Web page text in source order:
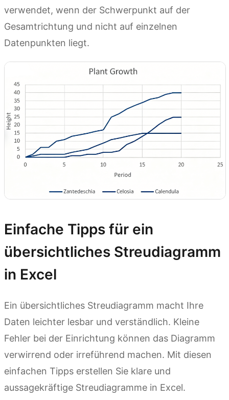
verwendet, wenn der Schwerpunkt auf der
Gesamtrichtung und nicht auf einzelnen
Datenpunkten liegt.
Einfache Tipps für ein
übersichtliches Streudiagramm
in Excel
Ein übersichtliches Streudiagramm macht Ihre
Daten leichter lesbar und verständlich. Kleine
Fehler bei der Einrichtung können das Diagramm
verwirrend oder irreführend machen. Mit diesen
einfachen Tipps erstellen Sie klare und
aussagekräftige Streudiagramme in Excel.